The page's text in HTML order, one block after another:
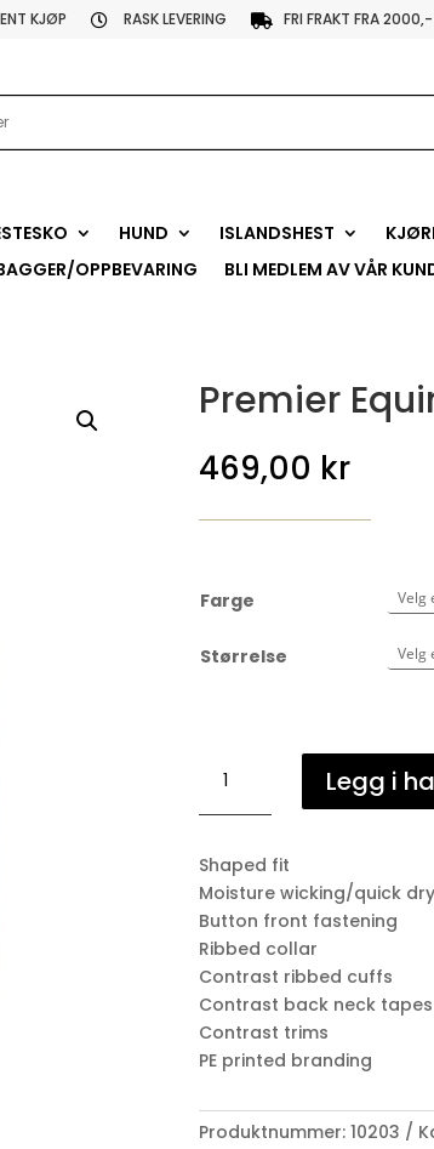
KJØP  RASK LEVERING  FRI FRAKT FRA 2000,-
HUND ISLANDSHEST
OPPBEVARING BLI MEDLEM AV VÅR
Premier
469,00 kr
Farge
Størrelse
Equine
Helena
antall
Legg i
Shaped fit
Moisture wicking/quick
Button front fastening
Ribbed collar
Contrast ribbed cuffs
Contrast back neck tapes
Contrast trims
PE printed branding
Produktnummer: 10203